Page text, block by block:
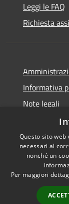
Leggi le FAQ
Richiesta
Informativa
Note legali
RSS
Accessibilità
Questo sito
necessari al
nonché un
Per maggiori